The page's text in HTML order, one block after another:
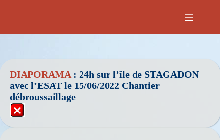
DIAPORAMA : 24h sur l’île de STAGADON
avec l’ESAT le 15/06/2022 Chantier
débroussaillage